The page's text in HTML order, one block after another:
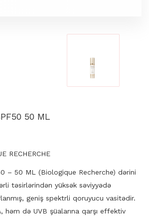
50 ML
RECHERCHE
– 50 ML (Biologique Recherche) dərini
təsirlərindən yüksək səviyyədə
geniş spektrli qoruyucu vasitədir.
həm də UVB şüalarına qarşı effektiv